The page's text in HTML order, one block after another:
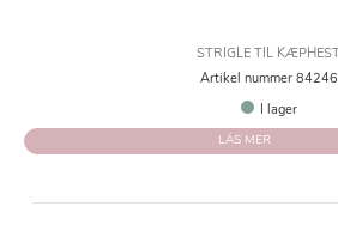
STRIGLE TIL KÆPHEST
Artikel nummer 84246
I lager
LÄS MER